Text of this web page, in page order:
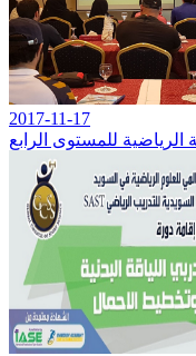
2017-11-17
الرياضية للمستوى الرابع